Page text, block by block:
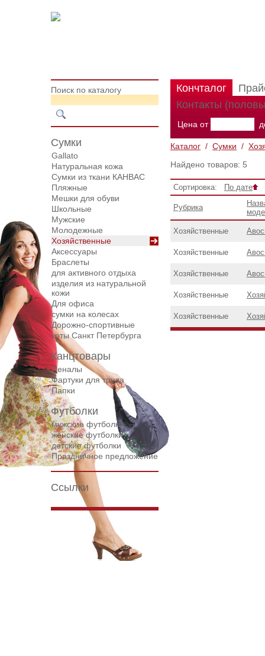
Поиск по каталогу
Сумки
Gallato
Натуральная кожа
Сумки из ткани КАНВАС
Пляжные
Мешки для обуви
Школьные
Мужские
Молодежные
Хозяйственные
Аксессуары
Браслеты
для активного отдыха
изделия из натуральной
кожи
Для офиса
сумки на колесах
Дорожнo-спортивные
коты Санкт Петербурга
Канцтовары
Пеналы
Фартуки для труда
Папки
Футболки
мужские футболки
женские футболки
детские футболки
Праздничное предложение
Ссылки
Кончталог
Контакты
Цена от
Каталог / Сумки /
Найдено товаров: 5
Сортировка: По дате
Рубрика
Хозяйственные
Хозяйственные
Хозяйственные
Хозяйственные
Хозяйственные